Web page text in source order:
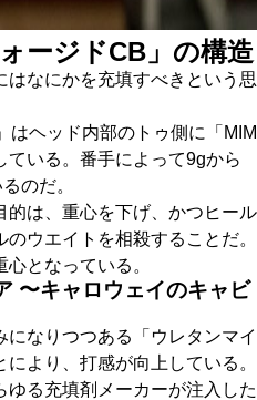
ージドCB」の構造
はなにかを充填すべきという思
はヘッド内部のトゥ側に「MIM
ている。番手によって9gから
のだ。
的は、重心を下げ、かつヒール
ウエイトを相殺することだ。
となっている。
〜キャロウェイのキャビ
なりつつある「ウレタンマイ
より、打感が向上している。
る充填剤メーカーが注入した